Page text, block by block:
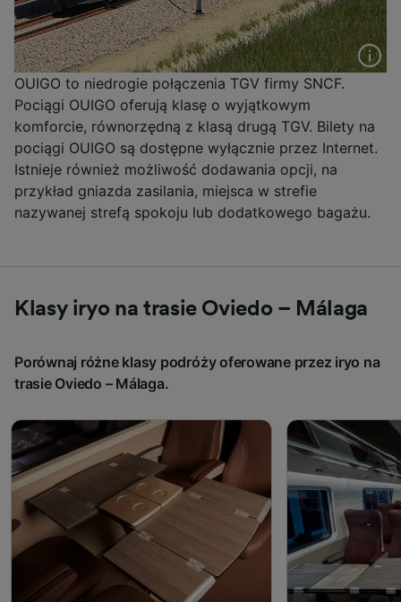
OUIGO to niedrogie połączenia TGV firmy SNCF.
Pociągi OUIGO oferują klasę o wyjątkowym
komforcie, równorzędną z klasą drugą TGV. Bilety na
pociągi OUIGO są dostępne wyłącznie przez Internet.
Istnieje również możliwość dodawania opcji, na
przykład gniazda zasilania, miejsca w strefie
nazywanej strefą spokoju lub dodatkowego bagażu.
Klasy iryo na trasie Oviedo – Málaga
Porównaj różne klasy podróży oferowane przez iryo na
trasie Oviedo – Málaga.